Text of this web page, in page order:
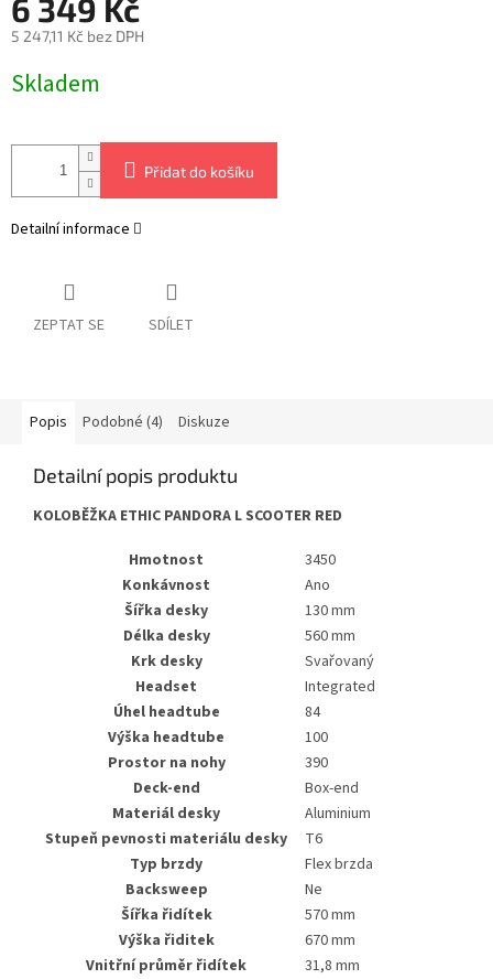
6 349 Kč
5 247,11 Kč bez DPH
cena:
Skladem
Přidat do košíku
Detailní informace
ZEPTAT SE SDÍLET
Popis Podobné (4) Diskuze
Detailní popis produktu
KOLOBĚŽKA ETHIC PANDORA L SCOOTER RED
Hmotnost
3450
Konkávnost
Ano
Šířka desky
130 mm
Délka desky
560 mm
Krk desky
Svařovaný
Headset
Integrated
Úhel headtube
84
Výška headtube
100
Prostor na nohy
390
Deck-end
Box-end
Materiál desky
Aluminium
Stupeň pevnosti materiálu desky
T6
Typ brzdy
Flex brzda
Backsweep
Ne
Šířka řidítek
570 mm
Výška řiditek
670 mm
Vnitřní průměr řidítek
31,8 mm